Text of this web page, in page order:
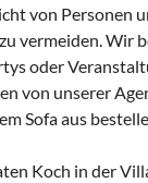
von Personen
vermeiden. Wir
oder
von unserer
Sofa aus
Koch in der